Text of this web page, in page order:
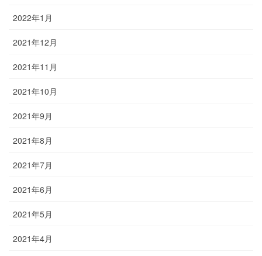
2022年1月
2021年12月
2021年11月
2021年10月
2021年9月
2021年8月
2021年7月
2021年6月
2021年5月
2021年4月